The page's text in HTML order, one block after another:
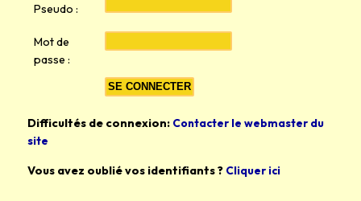
Pseudo :
Mot de
passe :
Difficultés de connexion: Contacter le webmaster du
site
Vous avez oublié vos identifiants ? Cliquer ici